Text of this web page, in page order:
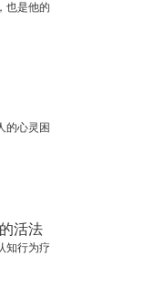
也是他的
的心灵困
活法
知行为疗